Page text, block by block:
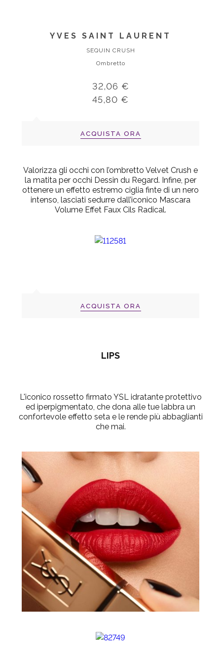
YVES SAINT LAURENT
SEQUIN CRUSH
Ombretto
32,06 €
45,80 €
ACQUISTA ORA
Valorizza gli occhi con l’ombretto Velvet Crush e
la matita per occhi Dessin du Regard. Infine, per
ottenere un effetto estremo ciglia finte di un nero
intenso, lasciati sedurre dall’iconico Mascara
Volume Effet Faux Cils Radical.
ACQUISTA ORA
LIPS
L'iconico rossetto firmato YSL idratante protettivo
ed iperpigmentato, che dona alle tue labbra un
confortevole effetto seta e le rende più abbaglianti
che mai.